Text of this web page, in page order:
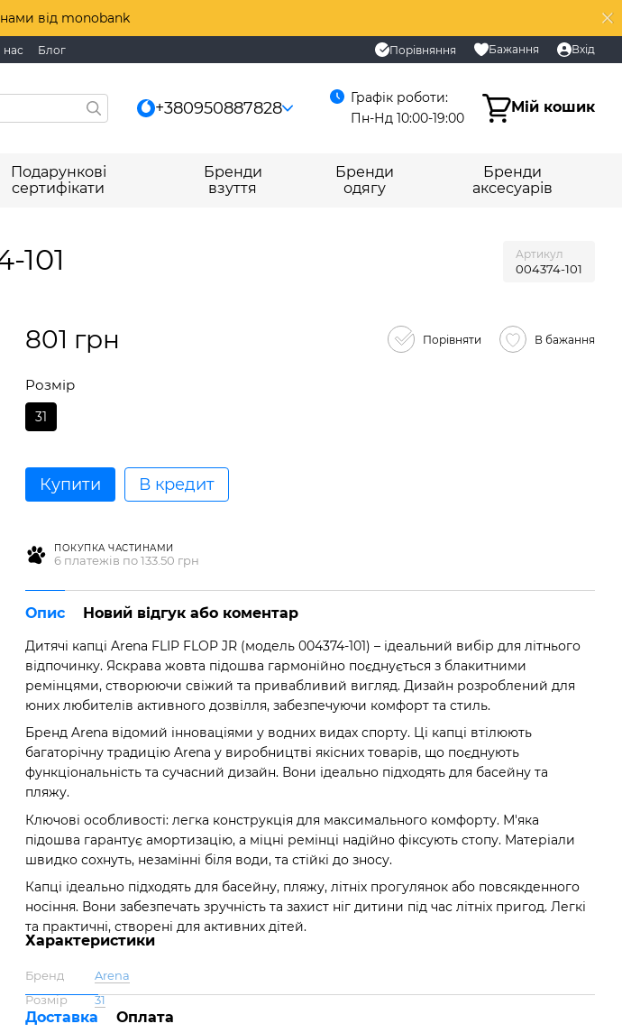
від monobank
Блог Порівняння Бажання Вхід
+380950887828
Графік роботи:
Пн-Нд 10:00-19:00
Мій кошик
Подарункові
сертифікати
Бренди
взуття
Бренди
одягу
Бренди
аксесуарів
101 Артикул
004374-101
801 грн Порівняти В бажання
Розмір
31
Купити В кредит
ПОКУПКА ЧАСТИНАМИ
6 платежів по 133.50 грн
Опис Новий відгук або коментар
Дитячі капці Arena FLIP FLOP JR (модель 004374-101) – ідеальний вибір для літнього
відпочинку. Яскрава жовта підошва гармонійно поєднується з блакитними
ремінцями, створюючи свіжий та привабливий вигляд. Дизайн розроблений для
юних любителів активного дозвілля, забезпечуючи комфорт та стиль.
Бренд Arena відомий інноваціями у водних видах спорту. Ці капці втілюють
багаторічну традицію Arena у виробництві якісних товарів, що поєднують
функціональність та сучасний дизайн. Вони ідеально підходять для басейну та
пляжу.
Ключові особливості: легка конструкція для максимального комфорту. М'яка
підошва гарантує амортизацію, а міцні ремінці надійно фіксують стопу. Матеріали
швидко сохнуть, незамінні біля води, та стійкі до зносу.
Капці ідеально підходять для басейну, пляжу, літніх прогулянок або повсякденного
носіння. Вони забезпечать зручність та захист ніг дитини під час літніх пригод. Легкі
та практичні, створені для активних дітей.
Характеристики
Бренд
Arena
Розмір
31
Доставка Оплата